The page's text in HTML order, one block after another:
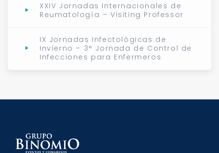
XXIV Jornadas Internacionales de
Reumatología – Visiting Professor
IX Jornadas Infectológicas de
Invierno – 3° Jornada de Control de
Infecciones para Enfermeros